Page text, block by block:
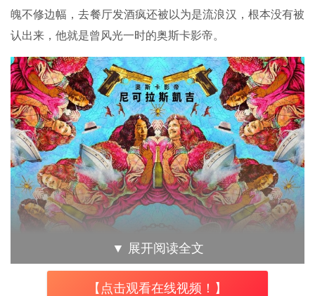
魄不修边幅，去餐厅发酒疯还被以为是流浪汉，根本没有被
认出来，他就是曾风光一时的奥斯卡影帝。
▼ 展开阅读全文
【点击观看在线视频！】